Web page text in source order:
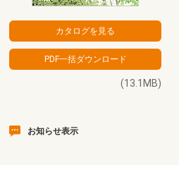
(13.1MB)
お知らせ表示